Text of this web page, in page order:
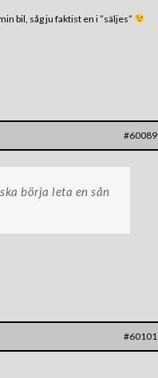
bil, såg ju faktist en i ”säljes”
#60089
börja leta en sån
#60101